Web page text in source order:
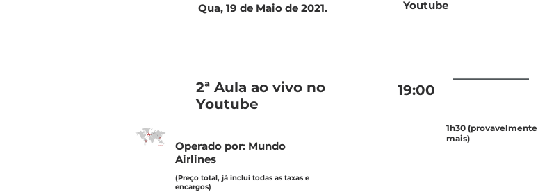
Qua, 19 de Maio de 2021. Youtube
2ª Aula ao vivo no
Youtube
19:00
Operado por: Mundo
Airlines
1h30 (provavelmente
mais)
(Preço total, já inclui todas as taxas e
encargos)